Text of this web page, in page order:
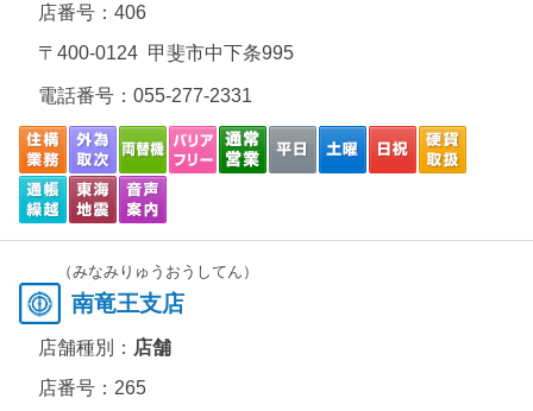
店番号：406
〒400-0124 甲斐市中下条995
電話番号： 055-277-2331
（みなみりゅうおうしてん）
南竜王支店
店舗種別： 店舗
店番号：265